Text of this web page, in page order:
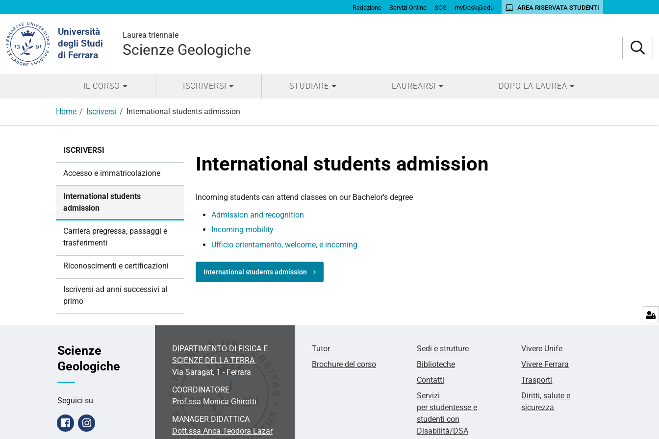
Redazione Servizi Online SOS myDesk@edu AREA RISERVATA STUDENTI
Università
degli Studi
di Ferrara
Laurea triennale
Scienze Geologiche
nel
sito
IL CORSO ISCRIVERSI STUDIARE LAUREARSI DOPO LA LAUREA
Home Iscriversi International students admission
International students admission
Incoming students can attend classes on our Bachelor's degree
Admission and recognition
Incoming mobility
Ufficio orientamento, welcome, e incoming
International students admission
ISCRIVERSI
Accesso e immatricolazione
International students
admission
Carriera pregressa, passaggi e
trasferimenti
Riconoscimenti e certificazioni
Iscriversi ad anni successivi al
primo
Scienze
Geologiche
Seguici su
FacebookInstagram
DIPARTIMENTO DI FISICA E
SCIENZE DELLA TERRA
Via Saragat, 1 - Ferrara
COORDINATORE
Prof.ssa Monica Ghirotti
MANAGER DIDATTICA
Dott.ssa Anca Teodora Lazar
Tutor
Brochure del corso
Sedi e strutture
Biblioteche
Contatti
Servizi
per studentesse e
studenti con
Disabilità/DSA
Vivere Unife
Vivere Ferrara
Trasporti
Diritti, salute e
sicurezza